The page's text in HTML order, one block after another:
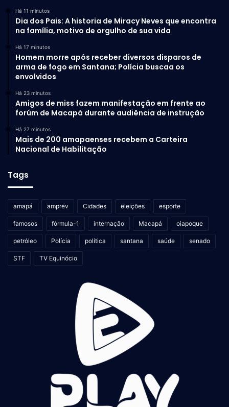
Há 11 minutos
Dia dos Pais: A historia de Miracy Neves que encontra
na família, motivo de orgulho de sua vida
Há 17 minutos
Homem morre após receber diversos disparos de
arma de fogo em Santana; Polícia buscaa os
envolvidos
Há 23 minutos
Amigos de miss fazem manifestação em frente ao
forúm de Macapá durante audiência de instrução
Há 27 minutos
Mais de 200 amapaenses recebem a Carteira
Nacional de Habilitação
Tags
amapá amprev Cidades eleições esporte
famosos fórmula-1 internação Macapá oiapoque
petróleo Polícia política santana saúde senado
STF TV Equinócio